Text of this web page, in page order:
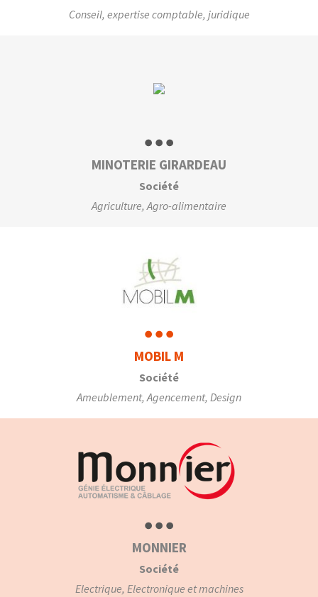
Conseil, expertise comptable, juridique
MINOTERIE GIRARDEAU
Société
Agriculture, Agro-alimentaire
MOBIL M
Société
Ameublement, Agencement, Design
MONNIER
Société
Electrique, Electronique et machines